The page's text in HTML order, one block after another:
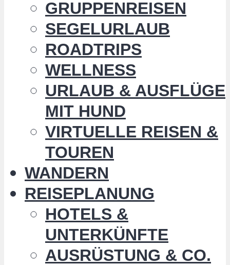
GRUPPENREISEN
SEGELURLAUB
ROADTRIPS
WELLNESS
URLAUB & AUSFLÜGE
MIT HUND
VIRTUELLE REISEN &
TOUREN
WANDERN
REISEPLANUNG
HOTELS &
UNTERKÜNFTE
AUSRÜSTUNG & CO.